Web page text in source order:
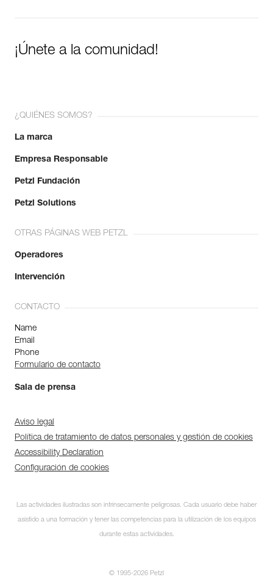
¡Únete a la comunidad!
¿QUIÉNES SOMOS?
La marca
Empresa Responsable
Petzl Fundación
Petzl Solutions
OTRAS PÁGINAS WEB PETZL
Operadores
Intervención
CONTACTO
Name
Email
Phone
Formulario de contacto
Sala de prensa
Aviso legal
Política de tratamiento de datos personales y gestión de cookies
Accessibility Declaration
Configuración de cookies
Las actividades ilustradas son intrínsecamente peligrosas. Cada usuario debe haber
asistido a una formación y tener las competencias para la utilización de los equipos
durante estas actividades.
© 1995-2026 Petzl